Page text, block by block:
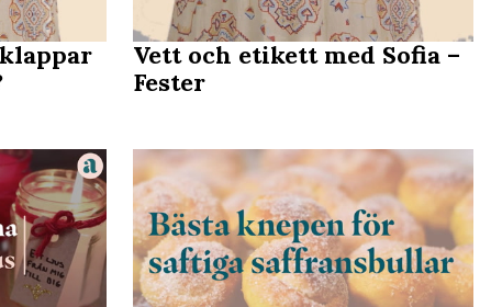
Vett och etikett med Sofia –
Fester